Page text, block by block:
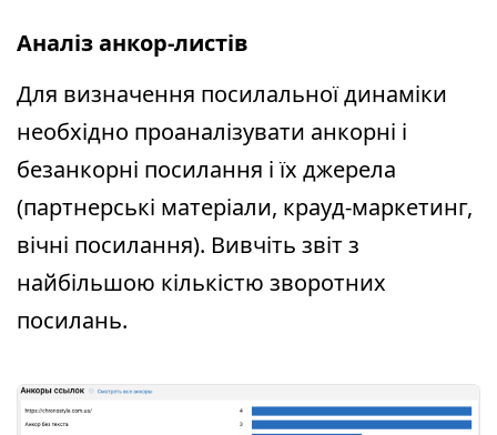
Аналіз анкор-листів
Для визначення посилальної динаміки
необхідно проаналізувати анкорні і
безанкорні посилання і їх джерела
(партнерські матеріали, крауд-маркетинг,
вічні посилання). Вивчіть звіт з
найбільшою кількістю зворотних
посилань.